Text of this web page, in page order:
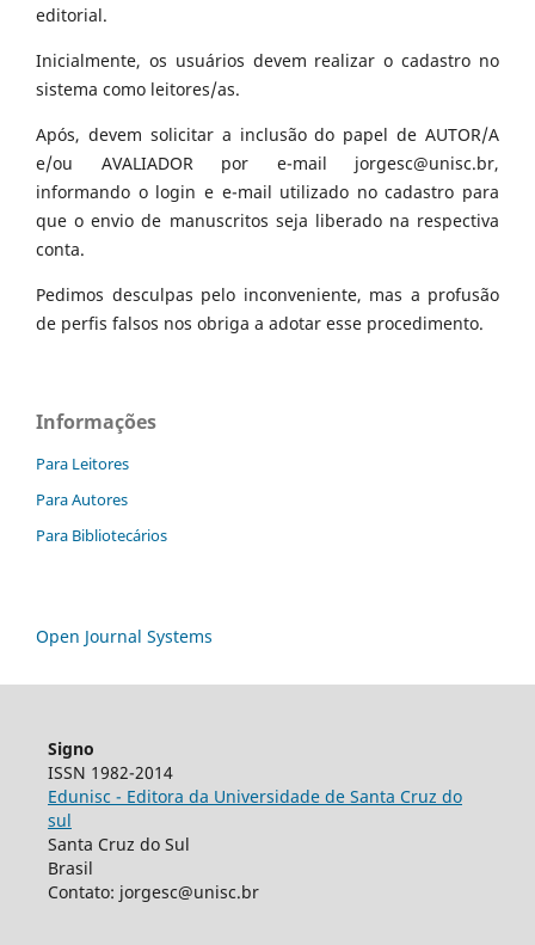
editorial.
Inicialmente, os usuários devem realizar o cadastro no
sistema como leitores/as.
Após, devem solicitar a inclusão do papel de AUTOR/A
e/ou AVALIADOR por e-mail jorgesc@unisc.br,
informando o login e e-mail utilizado no cadastro para
que o envio de manuscritos seja liberado na respectiva
conta.
Pedimos desculpas pelo inconveniente, mas a profusão
de perfis falsos nos obriga a adotar esse procedimento.
Informações
Para Leitores
Para Autores
Para Bibliotecários
Open Journal Systems
Signo
ISSN 1982-2014
Edunisc - Editora da Universidade de Santa Cruz do
sul
Santa Cruz do Sul
Brasil
Contato: jorgesc@unisc.br